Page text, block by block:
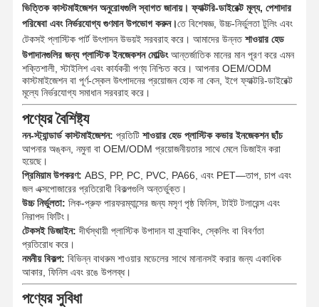
ভিত্তিক কাস্টমাইজেশন অনুরোধগুলি স্বাগত জানায়। ফ্যাক্টরি-ডাইরেক্ট মূল্য, পেশাদার
পরিষেবা এবং নির্ভরযোগ্য গুণমান উপভোগ করুন।তে বিশেষজ্ঞ, উচ্চ-নির্ভুলতা টুলিং এবং
টেকসই প্লাস্টিক পার্ট উৎপাদন উভয়ই সরবরাহ করে। আমাদের উন্নতশাওয়ার হেড
উপাদানগুলির জন্য প্লাস্টিক ইনজেকশন মোল্ডিংআন্তর্জাতিক মানের মান পূরণ করে এমন
শক্তিশালী, স্টাইলিশ এবং কার্যকরী পণ্য নিশ্চিত করে। আপনার OEM/ODM
কাস্টমাইজেশন বা পূর্ণ-স্কেল উৎপাদনের প্রয়োজন হোক না কেন, ইগে ফ্যাক্টরি-ডাইরেক্ট
মূল্যে নির্ভরযোগ্য সমাধান সরবরাহ করে।
পণ্যের বৈশিষ্ট্য
নন-স্ট্যান্ডার্ড কাস্টমাইজেশন: প্রতিটি শাওয়ার হেড প্লাস্টিক কভার ইনজেকশন ছাঁচ
আপনার অঙ্কন, নমুনা বা OEM/ODM প্রয়োজনীয়তার সাথে মেলে ডিজাইন করা
হয়েছে।
প্রিমিয়াম উপকরণ: ABS, PP, PC, PVC, PA66, এবং PET—তাপ, চাপ এবং
জল এক্সপোজারের প্রতিরোধী বিকল্পগুলি অন্তর্ভুক্ত।
উচ্চ নির্ভুলতা: লিক-প্রুফ পারফরম্যান্সের জন্য মসৃণ পৃষ্ঠ ফিনিস, টাইট টলারেন্স এবং
নিরাপদ ফিটিং।
টেকসই ডিজাইন: দীর্ঘস্থায়ী প্লাস্টিক উপাদান যা ক্র্যাকিং, স্কেলিং বা বিবর্ণতা
প্রতিরোধ করে।
নমনীয় বিকল্প: বিভিন্ন বাথরুম শাওয়ার মডেলের সাথে মানানসই করার জন্য একাধিক
আকার, ফিনিস এবং রঙে উপলব্ধ।
পণ্যের সুবিধা